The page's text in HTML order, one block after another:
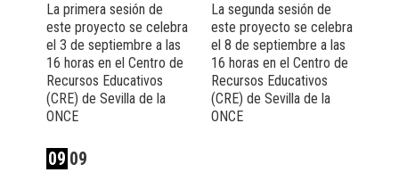
La primera sesión de
este proyecto se celebra
el 3 de septiembre a las
16 horas en el Centro de
Recursos Educativos
(CRE) de Sevilla de la
ONCE
La segunda sesión de
este proyecto se celebra
el 8 de septiembre a las
16 horas en el Centro de
Recursos Educativos
(CRE) de Sevilla de la
ONCE
09 09